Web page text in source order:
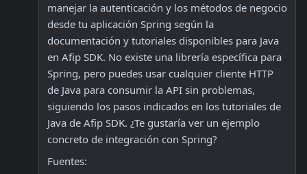
manejar la autenticación y los métodos de negocio
desde tu aplicación Spring según la
documentación y tutoriales disponibles para Java
en Afip SDK. No existe una librería específica para
Spring, pero puedes usar cualquier cliente HTTP
de Java para consumir la API sin problemas,
siguiendo los pasos indicados en los tutoriales de
Java de Afip SDK. ¿Te gustaría ver un ejemplo
concreto de integración con Spring?
Fuentes: